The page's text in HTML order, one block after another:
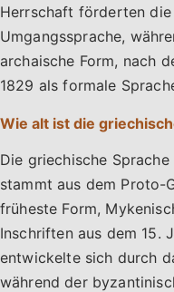
Herrschaft förderten
Umgangssprache,
archaische Form, nach
1829 als formale
Wie alt ist die
Die griechische
stammt aus dem Proto-
früheste Form,
Inschriften aus dem 15.
entwickelte sich durch
während der